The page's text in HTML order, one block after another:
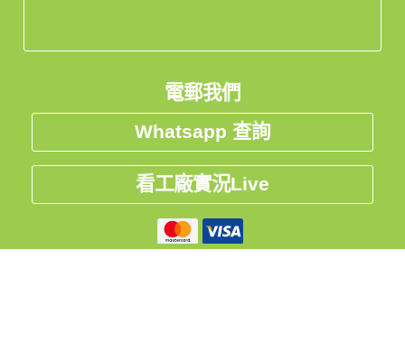
電郵我們
Whatsapp 查詢
看工廠實況Live